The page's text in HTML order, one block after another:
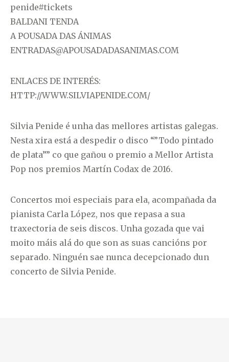
penide#tickets
BALDANI TENDA
A POUSADA DAS ÁNIMAS
ENTRADAS@APOUSADADASANIMAS.COM
ENLACES DE INTERÉS:
HTTP://WWW.SILVIAPENIDE.COM/
Silvia Penide é unha das mellores artistas galegas.
Nesta xira está a despedir o disco “”Todo pintado
de plata”” co que gañou o premio a Mellor Artista
Pop nos premios Martín Codax de 2016.
Concertos moi especiais para ela, acompañada da
pianista Carla López, nos que repasa a sua
traxectoria de seis discos. Unha gozada que vai
moito máis alá do que son as suas cancións por
separado. Ninguén sae nunca decepcionado dun
concerto de Silvia Penide.